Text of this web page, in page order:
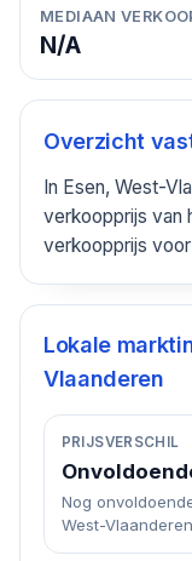
MEDIAAN
N/A
Overzicht
In Esen, West-
verkoopprijs van
verkoopprijs
Lokale
Vlaanderen
PRIJSVERSCHIL
Nog
West-